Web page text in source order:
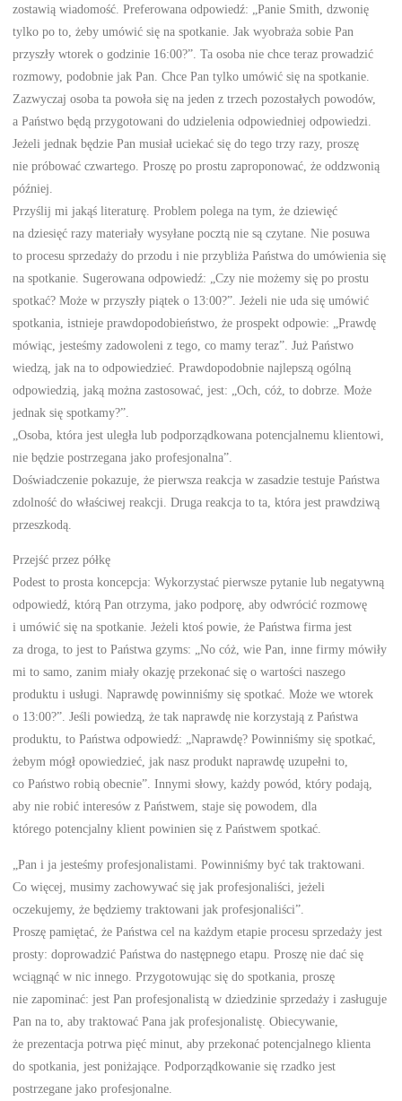
zostawią wiadomość. Preferowana odpowiedź: „Panie Smith, dzwonię
tylko po to, żeby umówić się na spotkanie. Jak wyobraża sobie Pan
przyszły wtorek o godzinie 16:00?”. Ta osoba nie chce teraz prowadzić
rozmowy, podobnie jak Pan. Chce Pan tylko umówić się na spotkanie.
Zazwyczaj osoba ta powoła się na jeden z trzech pozostałych powodów,
a Państwo będą przygotowani do udzielenia odpowiedniej odpowiedzi.
Jeżeli jednak będzie Pan musiał uciekać się do tego trzy razy, proszę
nie próbować czwartego. Proszę po prostu zaproponować, że oddzwonią
później.
Przyślij mi jakąś literaturę. Problem polega na tym, że dziewięć
na dziesięć razy materiały wysyłane pocztą nie są czytane. Nie posuwa
to procesu sprzedaży do przodu i nie przybliża Państwa do umówienia się
na spotkanie. Sugerowana odpowiedź: „Czy nie możemy się po prostu
spotkać? Może w przyszły piątek o 13:00?”. Jeżeli nie uda się umówić
spotkania, istnieje prawdopodobieństwo, że prospekt odpowie: „Prawdę
mówiąc, jesteśmy zadowoleni z tego, co mamy teraz”. Już Państwo
wiedzą, jak na to odpowiedzieć. Prawdopodobnie najlepszą ogólną
odpowiedzią, jaką można zastosować, jest: „Och, cóż, to dobrze. Może
jednak się spotkamy?”.
„Osoba, która jest uległa lub podporządkowana potencjalnemu klientowi,
nie będzie postrzegana jako profesjonalna”.
Doświadczenie pokazuje, że pierwsza reakcja w zasadzie testuje Państwa
zdolność do właściwej reakcji. Druga reakcja to ta, która jest prawdziwą
przeszkodą.
Przejść przez półkę
Podest to prosta koncepcja: Wykorzystać pierwsze pytanie lub negatywną
odpowiedź, którą Pan otrzyma, jako podporę, aby odwrócić rozmowę
i umówić się na spotkanie. Jeżeli ktoś powie, że Państwa firma jest
za droga, to jest to Państwa gzyms: „No cóż, wie Pan, inne firmy mówiły
mi to samo, zanim miały okazję przekonać się o wartości naszego
produktu i usługi. Naprawdę powinniśmy się spotkać. Może we wtorek
o 13:00?”. Jeśli powiedzą, że tak naprawdę nie korzystają z Państwa
produktu, to Państwa odpowiedź: „Naprawdę? Powinniśmy się spotkać,
żebym mógł opowiedzieć, jak nasz produkt naprawdę uzupełni to,
co Państwo robią obecnie”. Innymi słowy, każdy powód, który podają,
aby nie robić interesów z Państwem, staje się powodem, dla
którego potencjalny klient powinien się z Państwem spotkać.
„Pan i ja jesteśmy profesjonalistami. Powinniśmy być tak traktowani.
Co więcej, musimy zachowywać się jak profesjonaliści, jeżeli
oczekujemy, że będziemy traktowani jak profesjonaliści”.
Proszę pamiętać, że Państwa cel na każdym etapie procesu sprzedaży jest
prosty: doprowadzić Państwa do następnego etapu. Proszę nie dać się
wciągnąć w nic innego. Przygotowując się do spotkania, proszę
nie zapominać: jest Pan profesjonalistą w dziedzinie sprzedaży i zasługuje
Pan na to, aby traktować Pana jak profesjonalistę. Obiecywanie,
że prezentacja potrwa pięć minut, aby przekonać potencjalnego klienta
do spotkania, jest poniżające. Podporządkowanie się rzadko jest
postrzegane jako profesjonalne.